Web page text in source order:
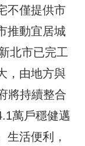
不僅提供市
推動宜居城
北市已完工
，由地方與
將持續整合
萬戶穩健邁
生活便利，